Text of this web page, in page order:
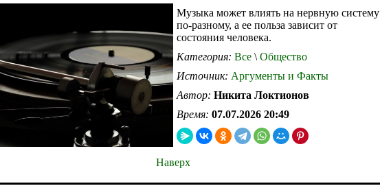
Музыка может влиять на нервную систему
по-разному, а ее польза зависит от
состояния человека.
Категория: Все \ Общество
Источник: Аргументы и Факты
Автор: Никита Локтионов
Время: 07.07.2026 20:49
Наверх